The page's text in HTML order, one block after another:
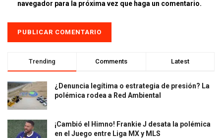
navegador para la próxima vez que haga un comentario.
Trending Comments Latest
¿Denuncia legítima o estrategia de presión? La
polémica rodea a Red Ambiental
¡Cambió el Himno! Frankie J desata la polémica
en el Juego entre Liga MX y MLS